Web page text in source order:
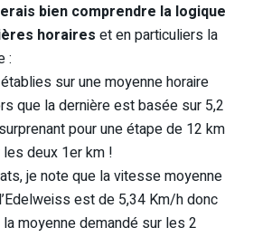
bien comprendre la logique
horaires et en particuliers la
:
sur une moyenne horaire
que la dernière est basée sur 5,2
pour une étape de 12 km
deux 1er km !
je note que la vitesse moyenne
est de 5,34 Km/h donc
moyenne demandé sur les 2